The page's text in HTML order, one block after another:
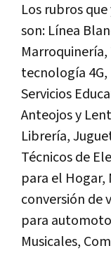
Los rubros
son: Línea
tecnología
Servicios
Anteojos y
Librería,
Técnicos de
para el Hogar,
conversión de
para
Musicales,